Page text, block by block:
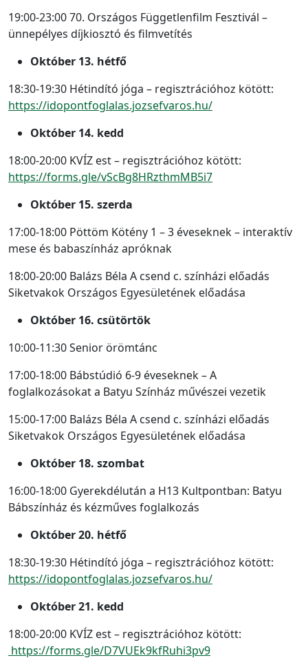
19:00-23:00 70. Országos Függetlenfilm Fesztivál –
ünnepélyes díjkiosztó és filmvetítés
Október 13. hétfő
18:30-19:30 Hétindító jóga – regisztrációhoz kötött:
https://idopontfoglalas.jozsefvaros.hu/
Október 14. kedd
18:00-20:00 KVÍZ est – regisztrációhoz kötött:
https://forms.gle/vScBg8HRzthmMB5i7
Október 15. szerda
17:00-18:00 Pöttöm Kötény 1 – 3 éveseknek – interaktív
mese és babaszínház apróknak
18:00-20:00 Balázs Béla A csend c. színházi előadás
Siketvakok Országos Egyesületének előadása
Október 16. csütörtök
10:00-11:30 Senior örömtánc
17:00-18:00 Bábstúdió 6-9 éveseknek – A
foglalkozásokat a Batyu Színház művészei vezetik
15:00-17:00 Balázs Béla A csend c. színházi előadás
Siketvakok Országos Egyesületének előadása
Október 18. szombat
16:00-18:00 Gyerekdélután a H13 Kultpontban: Batyu
Bábszínház és kézműves foglalkozás
Október 20. hétfő
18:30-19:30 Hétindító jóga – regisztrációhoz kötött:
https://idopontfoglalas.jozsefvaros.hu/
Október 21. kedd
18:00-20:00 KVÍZ est – regisztrációhoz kötött:
https://forms.gle/D7VUEk9kfRuhi3pv9